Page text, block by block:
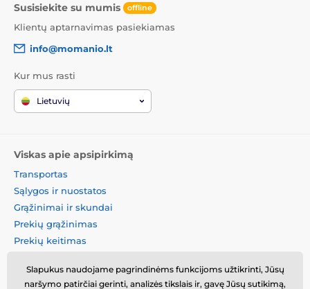
Susisiekite su mumis offline
Klientų aptarnavimas pasiekiamas
info@momanio.lt
Kur mus rasti
Lietuvių
Viskas apie apsipirkimą
Transportas
Sąlygos ir nuostatos
Grąžinimai ir skundai
Prekių grąžinimas
Prekių keitimas
Kontaktinė informacija
Slapukus naudojame pagrindinėms funkcijoms užtikrinti, Jūsų
naršymo patirčiai gerinti, analizės tikslais ir, gavę Jūsų sutikimą,